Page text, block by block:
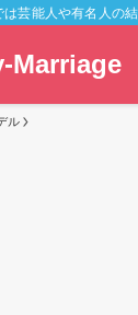
は芸能人や有名人の
Marriage
ル